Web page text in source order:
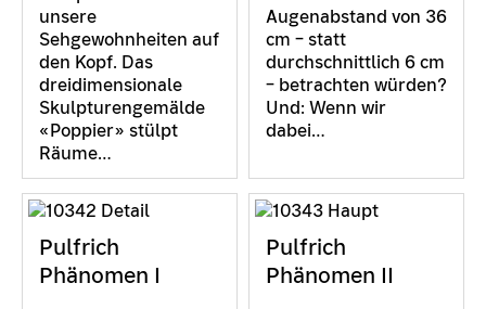
unsere
Sehgewohnheiten auf
den Kopf. Das
dreidimensionale
Skulpturengemälde
«Poppier» stülpt
Räume…
Augenabstand von 36
cm – statt
durchschnittlich 6 cm
– betrachten würden?
Und: Wenn wir
dabei…
Pulfrich
Phänomen I
Pulfrich
Phänomen II